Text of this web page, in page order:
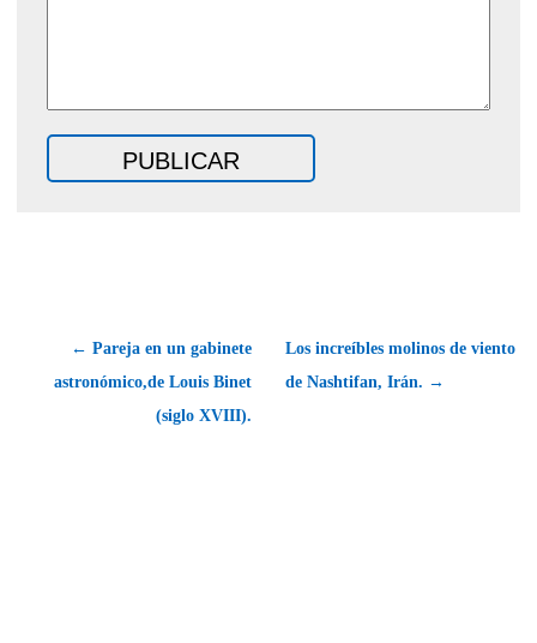
← Pareja en un gabinete
astronómico,de Louis Binet
(siglo XVIII).
Los increíbles molinos de viento
de Nashtifan, Irán. →